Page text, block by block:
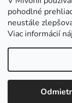
pohodlné
neustále
Viac informácií
Copyright 2026